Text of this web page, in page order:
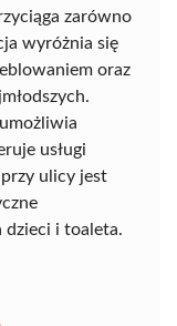
zarówno
wyróżnia się
oraz
usługi
ulicy jest
dzieci i toaleta.